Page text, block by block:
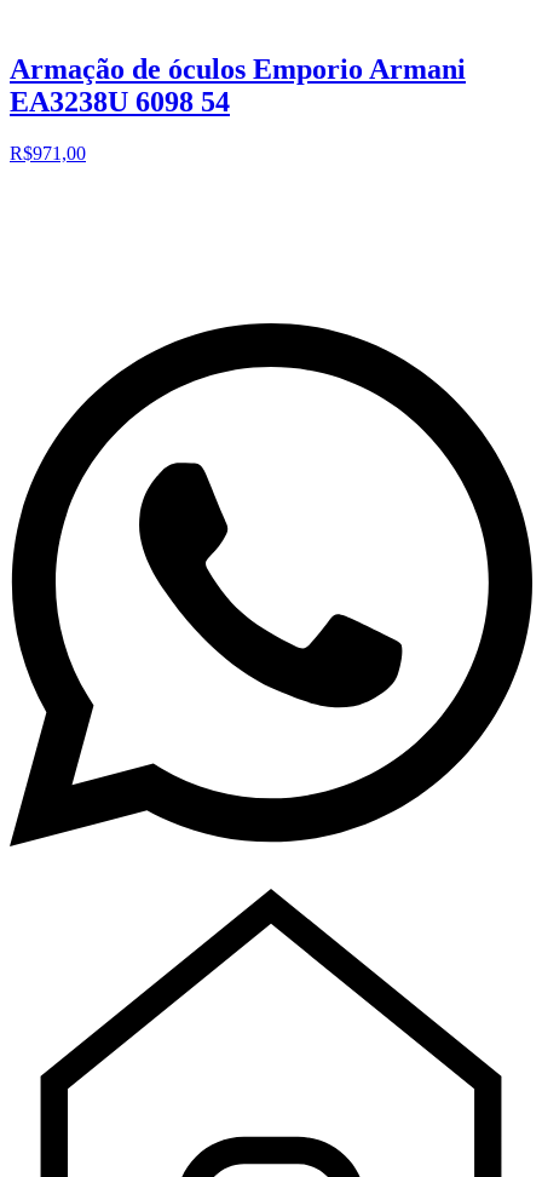
Armação de óculos Emporio Armani
EA3238U 6098 54
R$971,00